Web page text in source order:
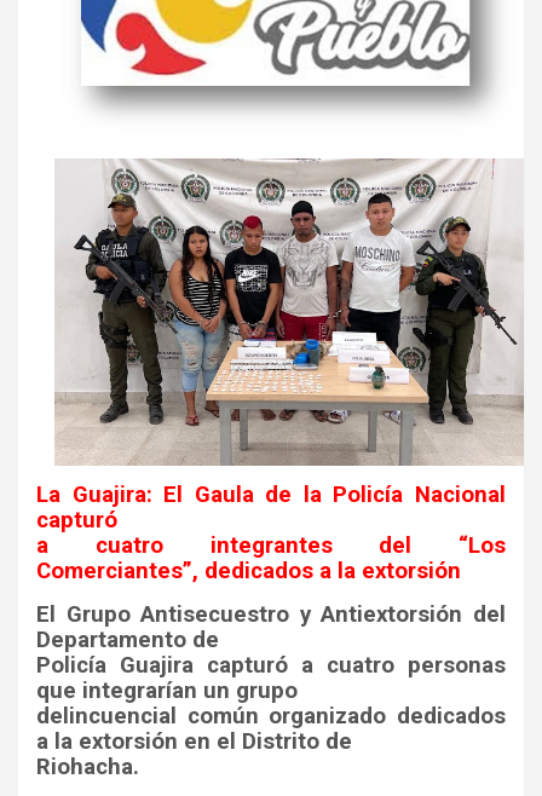
La Guajira: El Gaula de la Policía Nacional
capturó
a cuatro integrantes del “Los
Comerciantes”, dedicados a la extorsión
El Grupo Antisecuestro y Antiextorsión del
Departamento de
Policía Guajira capturó a cuatro personas
que integrarían un grupo
delincuencial común organizado dedicados
a la extorsión en el Distrito de
Riohacha.